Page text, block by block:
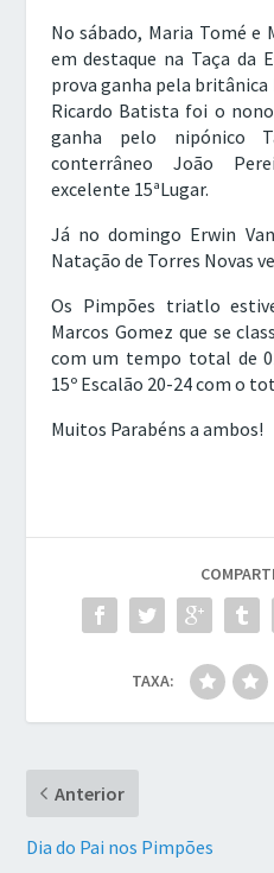
No sábado, Maria Tomé e
em destaque na Taça da
prova ganha pela
Ricardo Batista foi o
ganha pelo nipónico
conterrâneo João
excelente 15ªLugar.
Já no domingo Erwin
Natação de Torres Novas
Os Pimpões triatlo
Marcos Gomez que se
com um tempo total de
15º Escalão 20-24 com o
Muitos Parabéns a ambos!
TAXA:
Anterior
Dia do Pai nos Pimpões